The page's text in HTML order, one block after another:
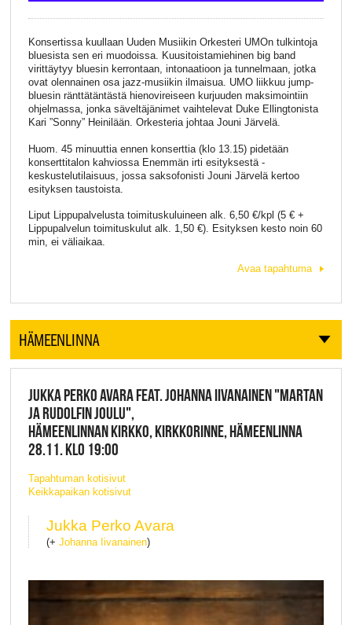
Konsertissa kuullaan Uuden Musiikin Orkesteri UMOn tulkintoja
bluesista sen eri muodoissa. Kuusitoistamiehinen big band
virittäytyy bluesin kerrontaan, intonaatioon ja tunnelmaan, jotka
ovat olennainen osa jazz-musiikin ilmaisua. UMO liikkuu jump-
bluesin ränttätäntästä hienovireiseen kurjuuden maksimointiin
ohjelmassa, jonka säveltäjänimet vaihtelevat Duke Ellingtonista
Kari ”Sonny” Heinilään. Orkesteria johtaa Jouni Järvelä.
Huom. 45 minuuttia ennen konserttia (klo 13.15) pidetään
konserttitalon kahviossa Enemmän irti esityksestä -
keskustelutilaisuus, jossa saksofonisti Jouni Järvelä kertoo
esityksen taustoista.
Liput Lippupalvelusta toimituskuluineen alk. 6,50 €/kpl (5 € +
Lippupalvelun toimituskulut alk. 1,50 €). Esityksen kesto noin 60
min, ei väliaikaa.
Avaa tapahtuma
HÄMEENLINNA
JUKKA PERKO AVARA FEAT. JOHANNA IIVANAINEN "MARTAN
JA RUDOLFIN JOULU",
HÄMEENLINNAN KIRKKO, KIRKKORINNE, HÄMEENLINNA
28.11. KLO 19:00
Tapahtuman kotisivut
Keikkapaikan kotisivut
Jukka Perko Avara
(+ Johanna Iivanainen)